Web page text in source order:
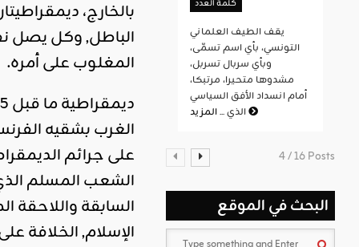
بالخارج،
الباطل, وكل يصل
المغلوب على أمره.
الغرب بشقيه
على جرائم
الشعب المسلم الذي
السابقة واللاحقة
الإسلام, الخلافة
كلمة العدد
يقف الطيف العلماني
التونسي، بأي اسم تسمّى،
وبأي سربال تسربل،
مشدوها متحيرا، مرتبكا،
أمام انسداد الأفق السياسي
الذي ...المزيد
4 / 16 Posts
البحث في الموقع